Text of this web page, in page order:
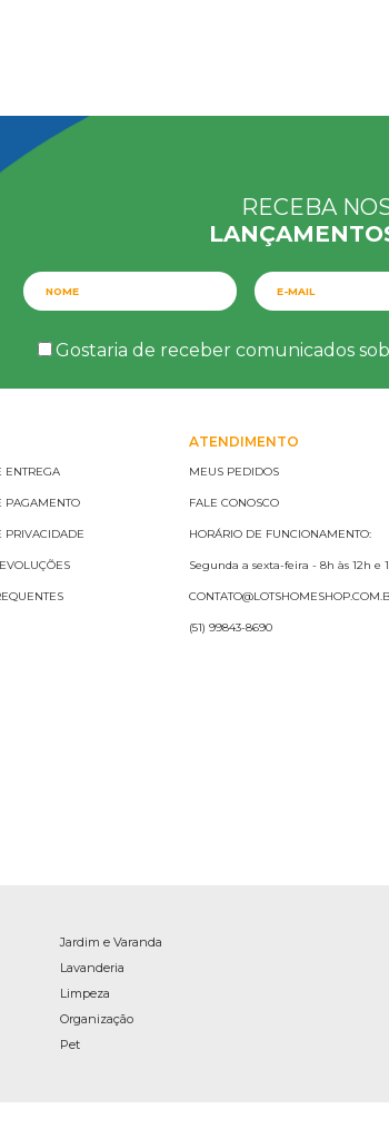
RECEBA
Gostaria de receber comunicados
ENTREGA
PAGAMENTO
PRIVACIDADE
ATENDIMENTO
MEUS PEDIDOS
FALE CONOSCO
HORÁRIO DE FUNCIONAMENTO:
Segunda a sexta-feira - 8h às 12h e
(51) 99843-8690
Jardim e Varanda
Lavanderia
Limpeza
Organização
Pet